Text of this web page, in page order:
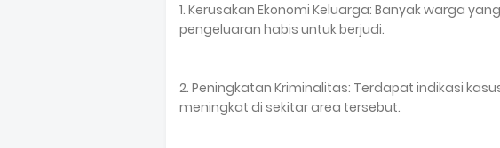
1. Kerusakan Ekonomi Keluarga: Banyak warga
pengeluaran habis untuk berjudi.
2. Peningkatan Kriminalitas: Terdapat indikasi
meningkat di sekitar area tersebut.